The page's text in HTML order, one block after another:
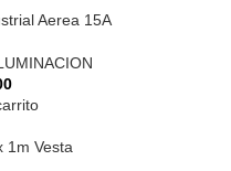
Aerea 15A
1m Vesta